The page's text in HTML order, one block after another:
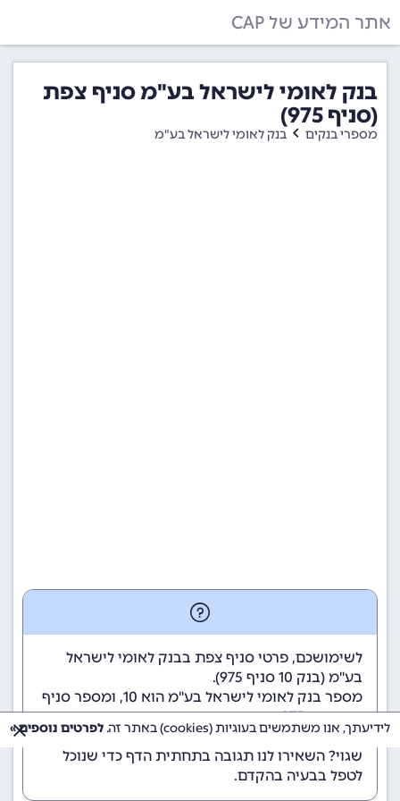
אתר המידע של CAP
בנק לאומי לישראל בע"מ סניף צפת
(סניף 975)
מספרי בנקים בנק לאומי לישראל בע"מ
לשימושכם, פרטי סניף צפת בבנק לאומי לישראל
בע"מ (בנק 10
סניף 975).
מספר בנק לאומי לישראל בע"מ הוא 10
, ומספר סניף
צפת הוא 975.
הנתונים מתעדכנים באופן קבוע. נתקלתם במידע
שגוי? השאירו לנו תגובה בתחתית הדף כדי שנוכל
לטפל בבעיה בהקדם.
לידיעתך, אנו משתמשים בעוגיות (cookies) באתר זה. לפרטים נוספים »